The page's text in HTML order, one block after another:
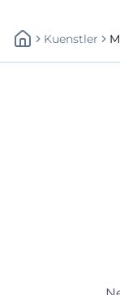
Kuenstler